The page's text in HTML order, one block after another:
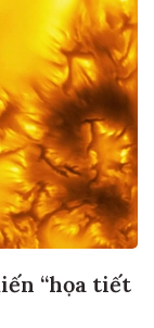
“họa tiết